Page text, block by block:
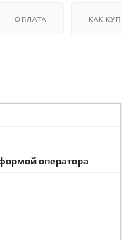
ОПЛАТА КАК
оператора